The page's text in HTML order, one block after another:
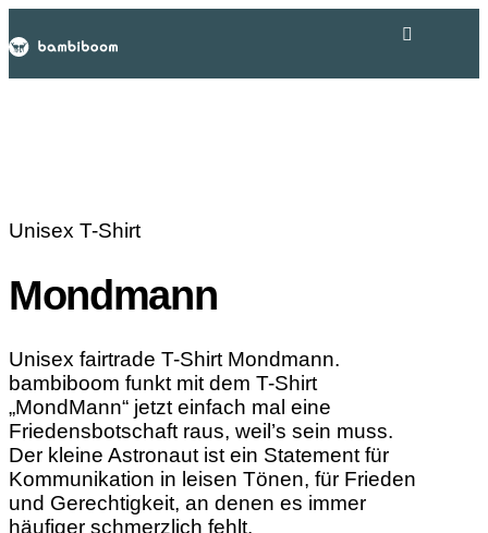
Unisex T-Shirt
Mondmann
Unisex fairtrade T-Shirt Mondmann.
bambiboom funkt mit dem T-Shirt
„MondMann“ jetzt einfach mal eine
Friedensbotschaft raus, weil’s sein muss.
Der kleine Astronaut ist ein Statement für
Kommunikation in leisen Tönen, für Frieden
und Gerechtigkeit, an denen es immer
häufiger schmerzlich fehlt.